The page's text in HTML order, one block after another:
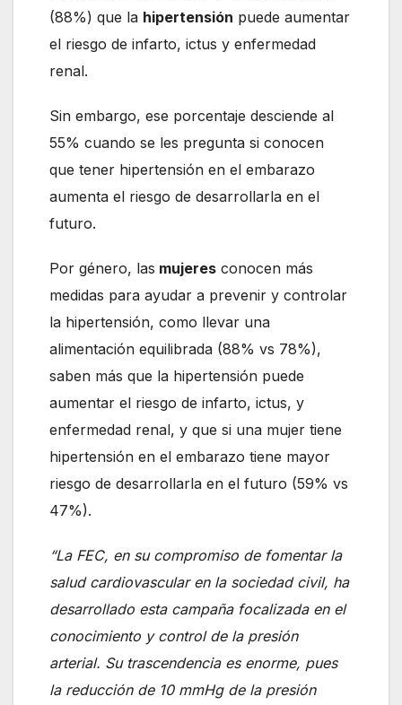
(88%) que la hipertensión puede aumentar
el riesgo de infarto, ictus y enfermedad
renal.
Sin embargo, ese porcentaje desciende al
55% cuando se les pregunta si conocen
que tener hipertensión en el embarazo
aumenta el riesgo de desarrollarla en el
futuro.
Por género, las mujeres conocen más
medidas para ayudar a prevenir y controlar
la hipertensión, como llevar una
alimentación equilibrada (88% vs 78%),
saben más que la hipertensión puede
aumentar el riesgo de infarto, ictus, y
enfermedad renal, y que si una mujer tiene
hipertensión en el embarazo tiene mayor
riesgo de desarrollarla en el futuro (59% vs
47%).
“La FEC, en su compromiso de fomentar la
salud cardiovascular en la sociedad civil, ha
desarrollado esta campaña focalizada en el
conocimiento y control de la presión
arterial. Su trascendencia es enorme, pues
la reducción de 10 mmHg de la presión